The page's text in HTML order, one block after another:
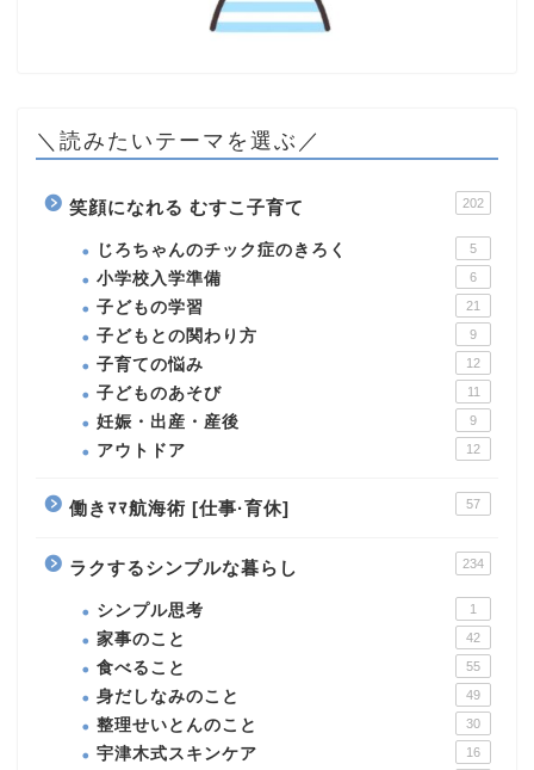
＼読みたいテーマを選ぶ／
笑顔になれる むすこ子育て 202
じろちゃんのチック症のきろく 5
小学校入学準備 6
子どもの学習 21
子どもとの関わり方 9
子育ての悩み 12
子どものあそび 11
妊娠・出産・産後 9
アウトドア 12
働きﾏﾏ航海術 [仕事·育休] 57
ラクするシンプルな暮らし 234
シンプル思考 1
家事のこと 42
食べること 55
身だしなみのこと 49
整理せいとんのこと 30
宇津木式スキンケア 16